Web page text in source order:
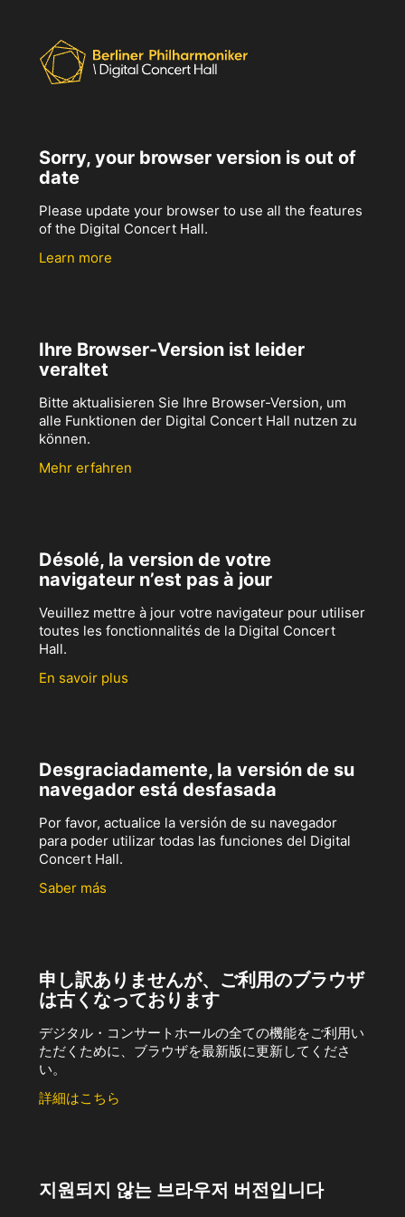
Sorry, your browser version is out of
date
Please update your browser to use all the features
of the Digital Concert Hall.
Learn more
Ihre Browser-Version ist leider
veraltet
Bitte aktualisieren Sie Ihre Browser-Version, um
alle Funktionen der Digital Concert Hall nutzen zu
können.
Mehr erfahren
Désolé, la version de votre
navigateur n’est pas à jour
Veuillez mettre à jour votre navigateur pour utiliser
toutes les fonctionnalités de la Digital Concert
Hall.
En savoir plus
Desgraciadamente, la versión de su
navegador está desfasada
Por favor, actualice la versión de su navegador
para poder utilizar todas las funciones del Digital
Concert Hall.
Saber más
申し訳ありませんが、ご利用のブラウザ
は古くなっております
デジタル・コンサートホールの全ての機能をご利用い
ただくために、ブラウザを最新版に更新してくださ
い。
詳細はこちら
지원되지 않는 브라우저 버전입니다